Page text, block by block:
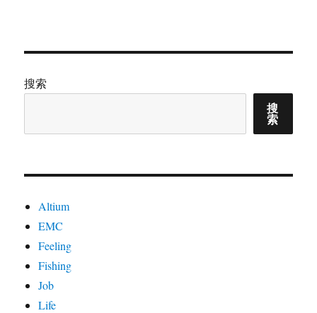
搜索
搜
索
Altium
EMC
Feeling
Fishing
Job
Life